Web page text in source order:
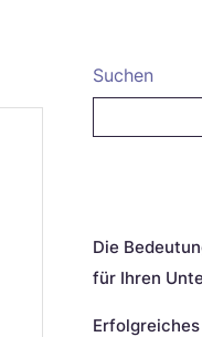
Suchen
Die
für Ihren